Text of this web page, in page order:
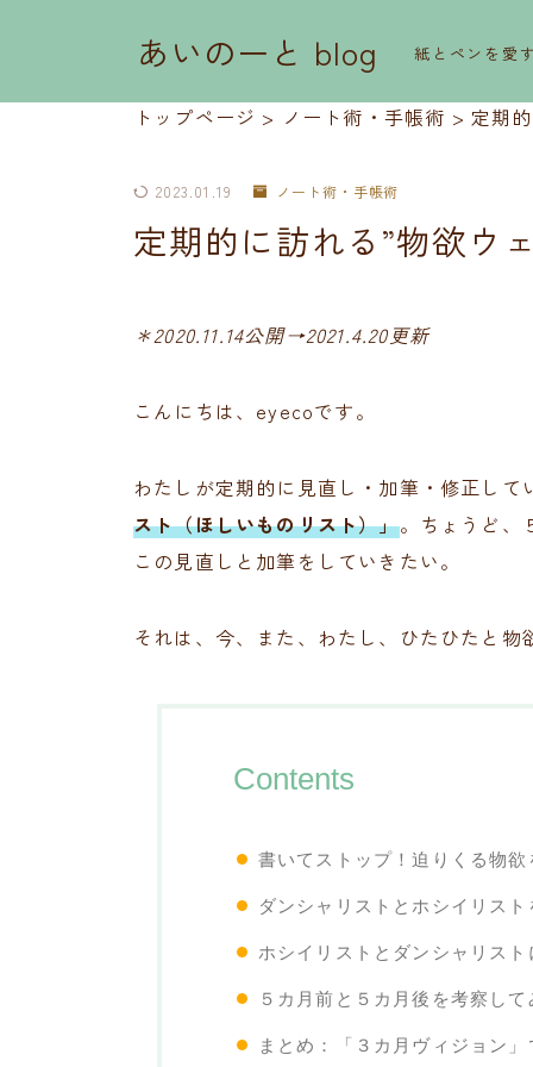
あいのーと blog 紙とペンを愛
トップページ > ノート術・手帳術 >定期
2023.01.19 ノート術・手帳術
定期的に訪れる”物欲ウ
＊2020.11.14公開→2021.4.20更新
こんにちは、eyecoです。
わたしが定期的に見直し・加筆・修正して
スト（ほしいものリスト）」。ちょうど、
この見直しと加筆をしていきたい。
それは、今、また、わたし、ひたひたと
Contents
書いてストップ！迫りくる物
ダンシャリストとホシイリス
ホシイリストとダンシャリス
５カ月前と５カ月後を考察して
まとめ：「３カ月ヴィジョン